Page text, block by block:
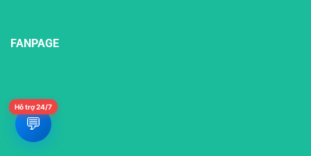
FANPAGE
💬
Hỗ trợ 24/7